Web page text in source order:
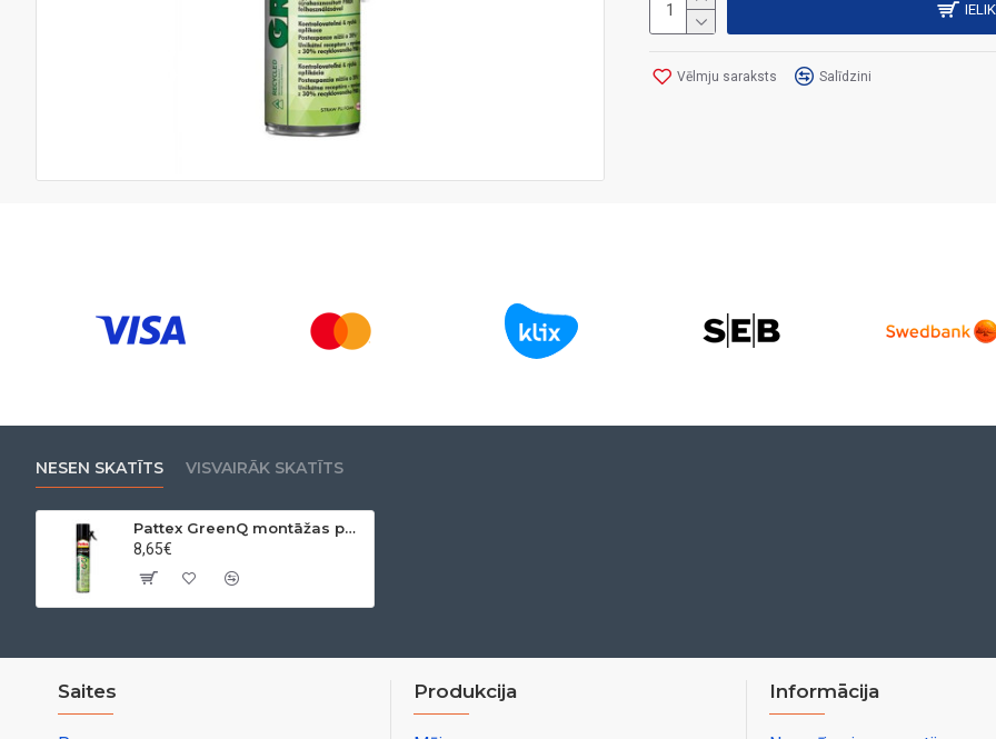
Vēlmju saraksts Salīdzini
NESEN SKATĪTS VISVAIRĀK SKATĪTS
Pattex GreenQ montāžas puta, PU, 750 ml
8,65€
Saites Produkcija Informācija